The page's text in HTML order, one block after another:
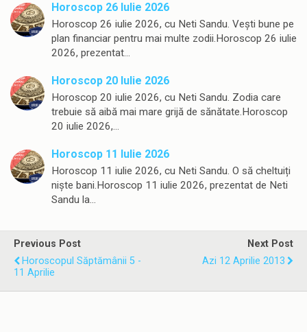
Horoscop 26 Iulie 2026
Horoscop 26 iulie 2026, cu Neti Sandu. Vești bune pe
plan financiar pentru mai multe zodii.Horoscop 26 iulie
2026, prezentat…
Horoscop 20 Iulie 2026
Horoscop 20 iulie 2026, cu Neti Sandu. Zodia care
trebuie să aibă mai mare grijă de sănătate.Horoscop
20 iulie 2026,…
Horoscop 11 Iulie 2026
Horoscop 11 iulie 2026, cu Neti Sandu. O să cheltuiți
niște bani.Horoscop 11 iulie 2026, prezentat de Neti
Sandu la…
Previous Post
Horoscopul Săptămânii 5 -
11 Aprilie
Next Post
Azi 12 Aprilie 2013